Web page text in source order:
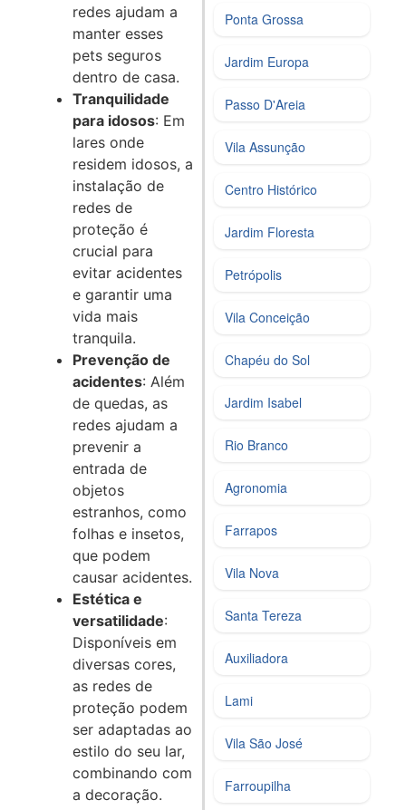
redes ajudam a
manter esses
pets seguros
dentro de casa.
Tranquilidade
para idosos: Em
lares onde
residem idosos, a
instalação de
redes de
proteção é
crucial para
evitar acidentes
e garantir uma
vida mais
tranquila.
Prevenção de
acidentes: Além
de quedas, as
redes ajudam a
prevenir a
entrada de
objetos
estranhos, como
folhas e insetos,
que podem
causar acidentes.
Estética e
versatilidade:
Disponíveis em
diversas cores,
as redes de
proteção podem
ser adaptadas ao
estilo do seu lar,
combinando com
a decoração.
Ponta Grossa
Jardim Europa
Passo D'Areia
Vila Assunção
Centro Histórico
Jardim Floresta
Petrópolis
Vila Conceição
Chapéu do Sol
Jardim Isabel
Rio Branco
Agronomia
Farrapos
Vila Nova
Santa Tereza
Auxiliadora
Lami
Vila São José
Farroupilha